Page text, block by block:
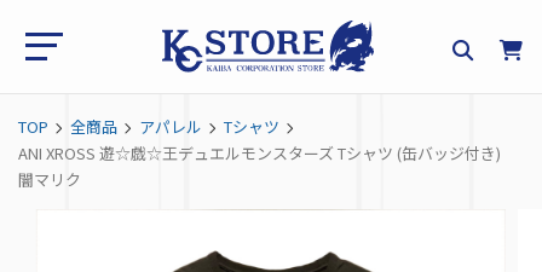
TOP 全商品 アパレル
Tシャツ
ANI XROSS 遊☆戯☆王デュエルモンスターズ Tシャツ (缶バッジ付き)
闇マリク